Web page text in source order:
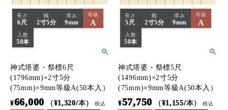
長さ
6尺
幅
2寸5分
厚み
9mm
等級
A
入数
50本
神式塔婆・祭標6尺
(1796mm)×2寸5分
(75mm)×9mm等級A(50本入）
¥66,000 （¥1,320/本） 税込
長さ
5尺
幅
2寸5分
厚み
9mm
等級
A
入数
50本
神式塔婆・祭標5尺
(1496mm)×2寸5分
(75mm)×9mm等級A(50本入）
¥57,750 （¥1,155/本） 税込